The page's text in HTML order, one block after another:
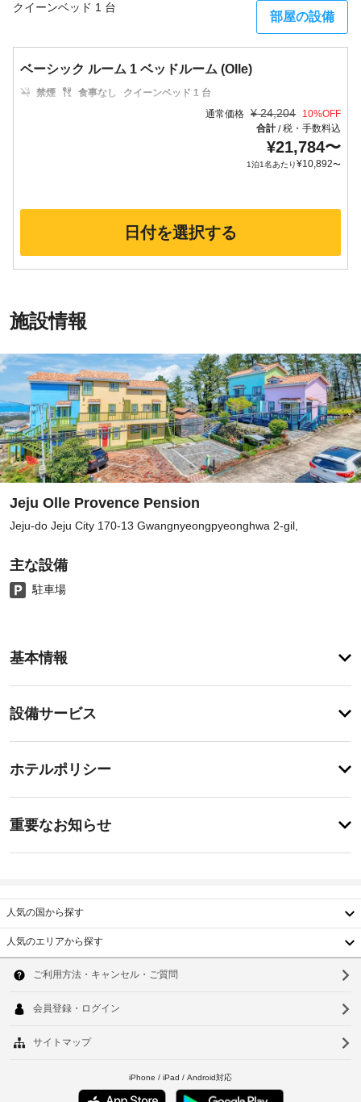
クイーンベッド 1 台
部屋の設備
ベーシック ルーム 1 ベッドルーム (Olle)
禁煙 食事なし
クイーンベッド 1 台
通常価格 ¥ 24,204 10%OFF
合計/税・手数料込
¥21,784〜
1泊1名あたり¥10,892〜
日付を選択する
施設情報
Jeju Olle Provence Pension
Jeju-do Jeju City 170-13 Gwangnyeongpyeonghwa 2-gil,
主な設備
駐車場
基本情報
メ
ィ
の
ン
ン
で
ー
な
ど
を
供
い
設備サービス
設
ー
煙
ス
ペ
ー
キ
ホテルポリシー
ェ
ッ
ク
イ
ン
22:00
施
設
定
る
用
重要なお知らせ
に
あ
人気の国から探す
韓
国
人気のエリアから探す
ウ